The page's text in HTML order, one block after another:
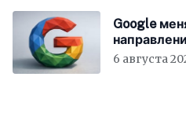
Google
6 августа